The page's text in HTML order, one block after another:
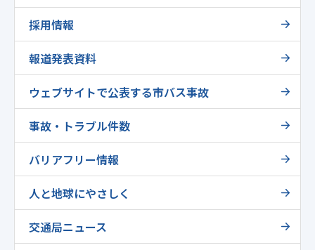
採用情報
報道発表資料
ウェブサイトで公表する市バス事故
事故・トラブル件数
バリアフリー情報
人と地球にやさしく
交通局ニュース